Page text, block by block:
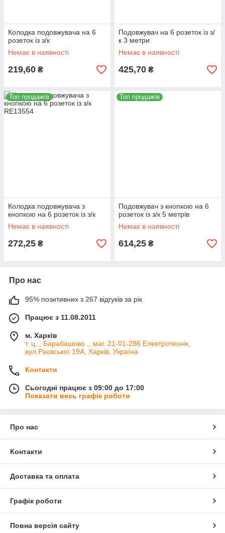
Колодка подовжувача на 6
розеток із з/к
Немає в наявності
219,60 ₴
Подовжувач на 6 розеток із з/
к 3 метри
Немає в наявності
425,70 ₴
Топ продажів
Колодка подовжувача з
кнопкою на 6 розеток із з/к
Немає в наявності
272,25 ₴
Топ продажів
Подовжувач з кнопкою на 6
розеток із з/к 5 метрів
Немає в наявності
614,25 ₴
Про нас
95% позитивних з 267 відгуків за рік
Працює з 11.08.2011
м. Харків
т. ц ,, Барабашово ,, маг. 21-01-286 Електротехнік,
вул.Раєвської 19А, Харків, Україна
Контакти
Сьогодні працює з 09:00 до 17:00
Показати весь графік роботи
Про нас
Контакти
Доставка та оплата
Графік роботи
Повна версія сайту